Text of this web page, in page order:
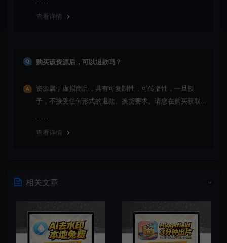
查看详情
购买该资源后，可以退款吗？
资源属于虚拟商品，具有可复制性，可传播性，一旦授
予，不接受任何形式的退款、换货要求。请您在购买获取
查看详情
相关文章